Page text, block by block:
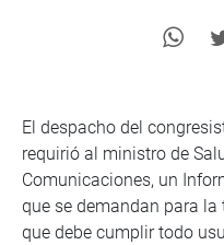
El despacho del
requirió al ministro de
Comunicaciones, un
que se demandan para
que debe cumplir todo